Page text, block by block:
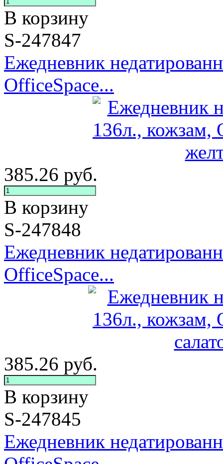
В корзину
S-247847
Ежедневник
OfficeSpace...
385.26 руб.
В корзину
S-247848
Ежедневник
OfficeSpace...
385.26 руб.
В корзину
S-247845
Ежедневник